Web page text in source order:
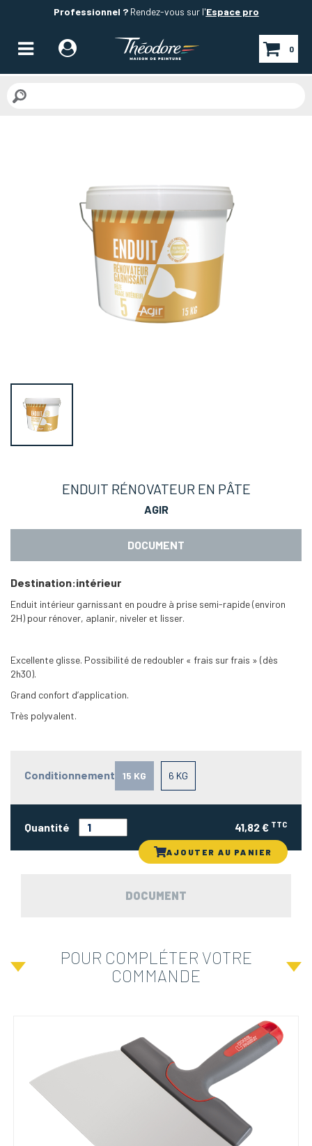
Professionnel ?Rendez-vous sur l'Espace pro
0
ENDUIT RÉNOVATEUR EN PÂTE
AGIR
DOCUMENT
Destination:intérieur
Enduit intérieur garnissant en poudre à prise semi-rapide (environ
2H) pour rénover, aplanir, niveler et lisser.
Excellente glisse. Possibilité de redoubler « frais sur frais » (dès
2h30).
Grand confort d’application.
Très polyvalent.
Conditionnement 15 KG 6 KG
Quantité 41,82 € TTC
AJOUTER AU PANIER
DOCUMENT
POUR COMPLÉTER VOTRE
COMMANDE